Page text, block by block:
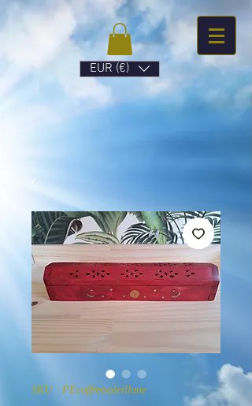
EUR (€)
SKU : PEcoffretsoleillune